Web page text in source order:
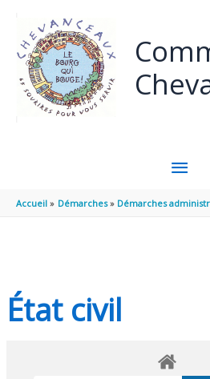
MENU
Accueil Démarches Démarches
État civil